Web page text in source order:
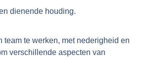
dienende houding.
te werken, met nederigheid en
verschillende aspecten van